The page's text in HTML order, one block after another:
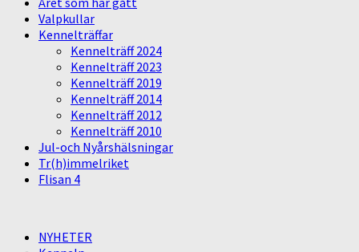
Valpkullar
Kennelträffar
Kennelträff 2024
Kennelträff 2023
Kennelträff 2019
Kennelträff 2014
Kennelträff 2012
Kennelträff 2010
Jul-och Nyårshälsningar
Tr(h)immelriket
Flisan 4
NYHETER